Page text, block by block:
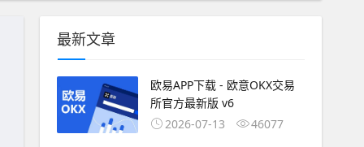
最新文章
欧易APP下载 - 欧意OKX交易
所官方最新版 v6
2026-07-13
46077